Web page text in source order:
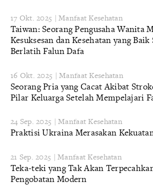
17 Okt. 2025 | Manfaat Kesehatan
Taiwan: Seorang Pengusaha Wanita
Kesuksesan dan Kesehatan yang Baik
Berlatih Falun Dafa
16 Okt. 2025 | Manfaat Kesehatan
Seorang Pria yang Cacat Akibat
Pilar Keluarga Setelah Mempelajari
24 Sep. 2025 | Manfaat Kesehatan
Praktisi Ukraina Merasakan
21 Sep. 2025 | Manfaat Kesehatan
Teka-teki yang Tak Akan
Pengobatan Modern